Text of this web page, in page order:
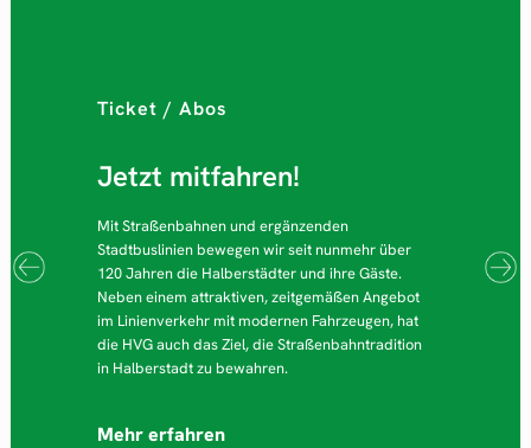
Ticket / Abos
Jetzt mitfahren!
Mit Straßenbahnen und ergänzenden
Stadtbuslinien bewegen wir seit nunmehr über
120 Jahren die Halberstädter und ihre Gäste.
Neben einem attraktiven, zeitgemäßen Angebot
im Linienverkehr mit modernen Fahrzeugen, hat
die HVG auch das Ziel, die Straßenbahntradition
in Halberstadt zu bewahren.
Mehr erfahren